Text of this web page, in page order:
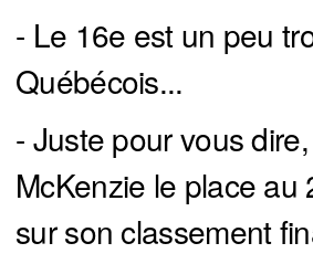
- Le 16e est un peu
Québécois...
- Juste pour vous
McKenzie le place au
sur son classement